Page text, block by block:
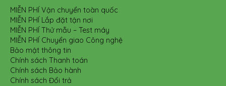
MIỄN PHÍ Vận chuyển toàn quốc
MIỄN PHÍ Lắp đặt tận nơi
MIỄN PHÍ Thử mẫu – Test máy
MIỄN PHÍ Chuyển giao Công nghệ
Bảo mật thông tin
Chính sách Thanh toán
Chính sách Bảo hành
Chính sách Đổi trả